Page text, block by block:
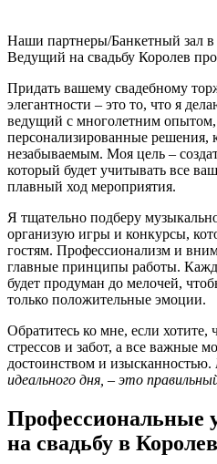
Наши партнеры/Банкетный зал
Ведущий на свадьбу Королев
Придать вашему свадебному
элегантности – это то, что я
ведущий с многолетним опытом,
персонализированные решения,
незабываемым. Моя цель –
который будет учитывать все
плавный ход мероприятия.
Я тщательно подберу
организую игры и конкурсы,
гостям. Профессионализм и
главные принципы работы.
будет продуман до мелочей,
только положительные эмоции.
Обратитесь ко мне, если хотите,
стрессов и забот, а все важные
достоинством и изысканностью.
идеального дня, – это
Профессиональные
на свадьбу в